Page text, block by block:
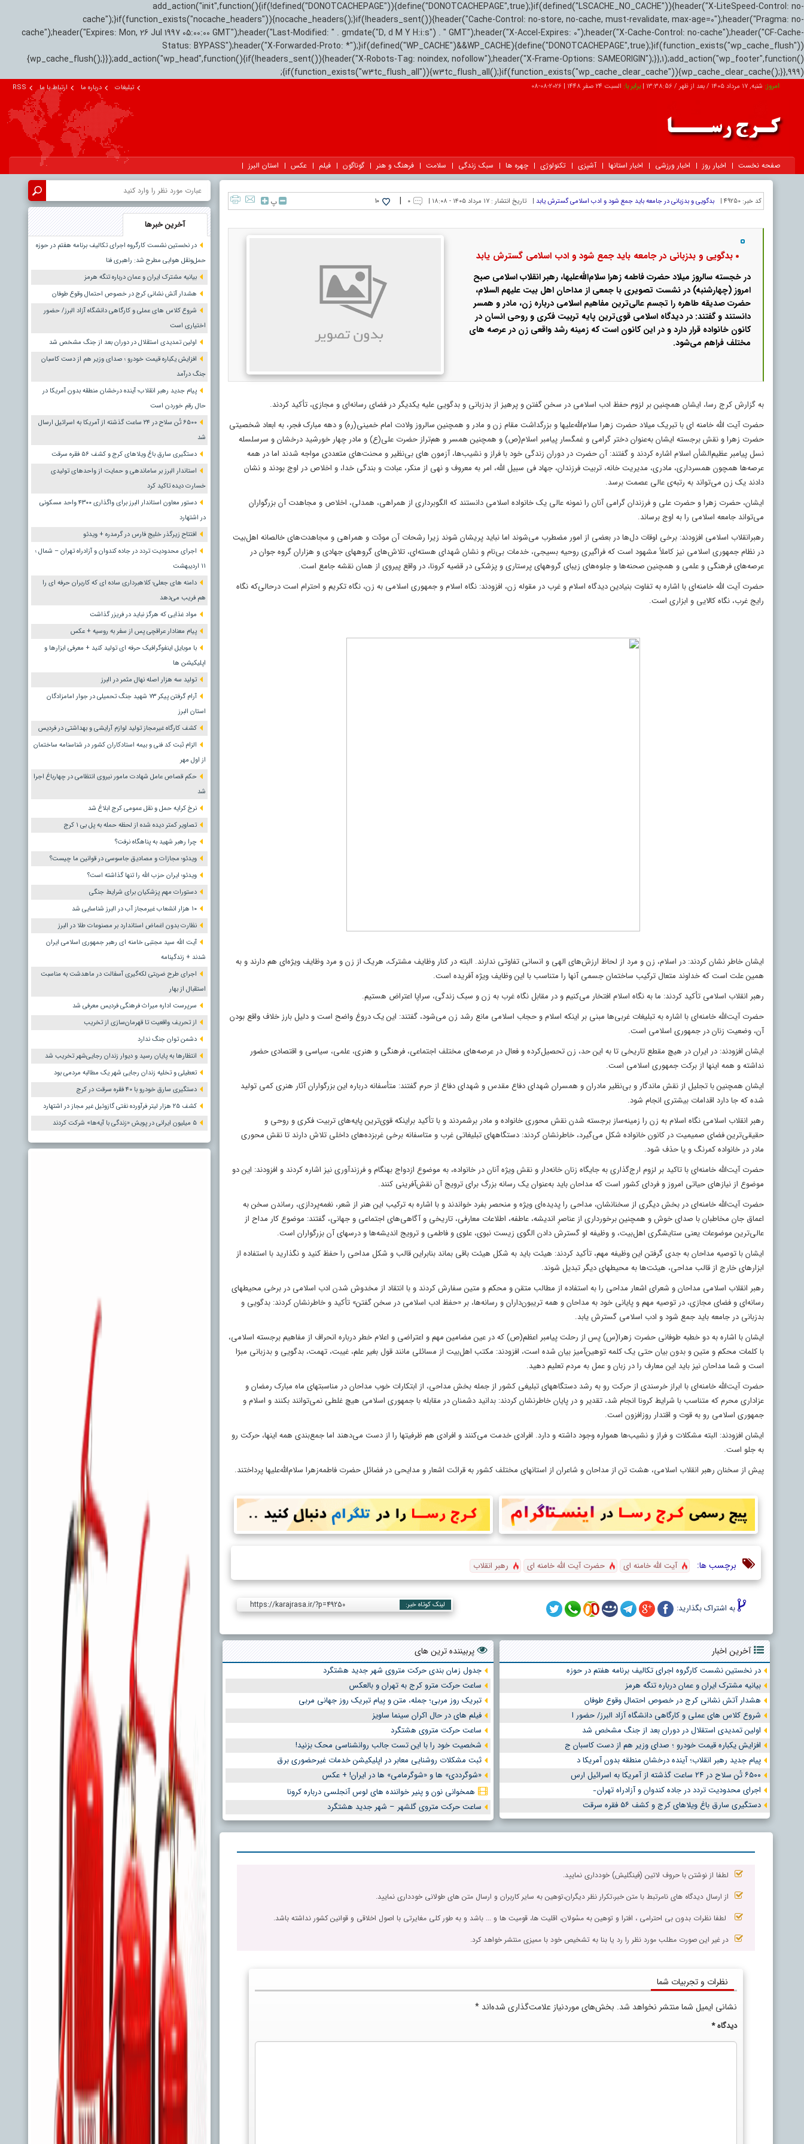
add_action("init",function(){if(!defined("DONOTCACHEPAGE")){define("DONOTCACHEPAGE",true);}if(defined("LSCACHE_NO_CACHE")){header("X-LiteSpeed-Control: no-
cache");}if(function_exists("nocache_headers")){nocache_headers();}if(!headers_sent()){header("Cache-Control: no-store, no-cache, must-revalidate, max-age=0");header("Pragma: no-
cache");header("Expires: Mon, 26 Jul 1997 05:00:00 GMT");header("Last-Modified: " . gmdate("D, d M Y H:i:s") . " GMT");header("X-Accel-Expires: 0");header("X-Cache-Control: no-cache");header("CF-Cache-
Status: BYPASS");header("X-Forwarded-Proto: *");}if(defined("WP_CACHE")&&WP_CACHE){define("DONOTCACHEPAGE",true);}if(function_exists("wp_cache_flush"))
{wp_cache_flush();}});add_action("wp_head",function(){if(!headers_sent()){header("X-Robots-Tag: noindex, nofollow");header("X-Frame-Options: SAMEORIGIN");}},1);add_action("wp_footer",function()
{if(function_exists("w3tc_flush_all")){w3tc_flush_all();}if(function_exists("wp_cache_clear_cache")){wp_cache_clear_cache();}},999);
امروز: شنبه, ۱۷ مرداد ۱۴۰۵ / بعد از ظهر / 13:38:57
|برابر با:السبت 24 صفر 1448 |
2026-08-08 تبلیغات درباره ما ارتباط با ما RSS
صفحه نخست اخبار روز اخبار ورزشی اخبار استانها آشپزی تکنولوژی چهره ها سبک زندگی سلامت فرهنگ و هنر گوناگون فیلم عکس استان البرز
کد خبر: 49250 | بدگویی و بدزبانی در جامعه باید جمع شود و ادب اسلامی گسترش یابد | تاریخ انتشار : ۱۷ مرداد ۱۴۰۵ - ۱۸:۰۸ | ۰ |
10 پ
بدگویی و بدزبانی در جامعه باید جمع شود و ادب اسلامی گسترش یابد
در خجسته سالروز میلاد حضرت فاطمه‌ زهرا سلام‌الله‌علیها، رهبر انقلاب اسلامی صبح
امروز (چهارشنبه) در نشست تصویری با جمعی از مداحان اهل‌ بیت علیهم‌ السلام،
حضرت صدیقه طاهره را تجسم عالی‌ترین مفاهیم اسلامی درباره زن، مادر و همسر
دانستند و گفتند: در دیدگاه اسلامی قوی‌ترین پایه تربیت فکری و روحی انسان در
کانون خانواده قرار دارد و در این کانون است که زمینه رشد واقعی زن در عرصه‌ های
مختلف فراهم می‌شود.
به گزارش کرج رسا، ایشان همچنین بر لزوم حفظ ادب اسلامی در سخن گفتن و پرهیز از بدزبانی و بدگویی علیه یکدیگر در فضای رسانه‌ای و مجازی، تأکید کردند.
حضرت آیت الله خامنه ای با تبریک میلاد حضرت زهرا سلام‌الله‌علیها و بزرگداشت مقام زن و مادر و همچنین سالروز ولادت امام خمینی(ره) و دهه مبارک فجر، به ابعاد شخصیتی
حضرت زهرا و نقش برجسته ایشان به‌عنوان دختر گرامی و غمگسار پیامبر اسلام(ص) و همچنین همسر و هم‌تراز حضرت علی(ع) و مادر چهار خورشید درخشان و سرسلسله
نسل پیامبر عظیم‌الشأن اسلام اشاره کردند و گفتند: آن حضرت در دوران زندگی خود با فراز و نشیب‌ها، آزمون های بی‌نظیر و محنت‌های متعددی مواجه شدند اما در همه
عرصه‌ها همچون همسرداری، مادری، مدیریت خانه، تربیت فرزندان، جهاد فی سبیل الله، امر به معروف و نهی از منکر، عبادت و بندگی خدا، و اخلاص در اوج بودند و نشان
دادند یک زن می‌تواند به رتبه‌ی عالی عصمت برسد.
ایشان، حضرت زهرا و حضرت علی و فرزندان گرامی آنان را نمونه عالی یک خانواده اسلامی دانستند که الگوبرداری از همراهی، همدلی، اخلاص و مجاهدت آن بزرگواران
می‌تواند جامعه اسلامی را به اوج برساند.
رهبرانقلاب اسلامی افزودند: برخی اوقات دل‌ها در بعضی از امور مضطرب می‌شوند اما نباید پریشان شوند زیرا رشحات آن مودّت و همراهی و مجاهدت‌های خالصانه اهل‌بیت
در نظام جمهوری اسلامی نیز کاملاً مشهود است که فراگیری روحیه بسیجی، خدمات بی‌نام و نشان شهدای هسته‌ای، تلاش‌های گروههای جهادی و هزاران گروه جوان در
عرصه‌های فرهنگی و علمی و همچنین صحنه‌ها و جلوه‌های زیبای گروههای پرستاری و پزشکی در قضیه کرونا، در واقع پیروی از همان نقشه جامع است.
حضرت آیت‌ الله خامنه‌ای با اشاره به تفاوت بنیادین دیدگاه اسلام و غرب در مقوله زن، افزودند: نگاه اسلام و جمهوری اسلامی به زن، نگاه تکریم و احترام است درحالی‌که نگاه
رایج غرب، نگاه کالایی و ابزاری است.
ایشان خاطر نشان کردند: در اسلام، زن و مرد از لحاظ ارزش‌های الهی و انسانی تفاوتی ندارند. البته در کنار وظایف مشترک، هریک از زن و مرد وظایف ویژه‌ای هم دارند و به
همین علت است که خداوند متعال ترکیب ساختمان جسمی آنها را متناسب با این وظایف ویژه آفریده است.
رهبر انقلاب اسلامی تأکید کردند: ما به نگاه اسلام افتخار می‌کنیم و در مقابل نگاه غرب به زن و سبک زندگی، سراپا اعتراض هستیم.
حضرت آیت‌الله خامنه‌ای با اشاره به تبلیغات غربی‌ها مبنی بر اینکه اسلام و حجاب اسلامی مانع رشد زن می‌شود، گفتند: این یک دروغ واضح است و دلیل بارز خلاف واقع بودن
آن، وضعیت زنان در جمهوری اسلامی است.
ایشان افزودند: در ایران در هیچ مقطع تاریخی تا به این حد، زن تحصیل‌کرده و فعال در عرصه‌های مختلف اجتماعی، فرهنگی و هنری، علمی، سیاسی و اقتصادی حضور
نداشته و همه اینها از برکت جمهوری اسلامی است.
ایشان همچنین با تجلیل از نقش ماندگار و بی‌نظیر مادران و همسران شهدای دفاع مقدس و شهدای دفاع از حرم گفتند: متأسفانه درباره این بزرگواران آثار هنری کمی تولید
شده که جا دارد اقدامات بیشتری انجام شود.
رهبر انقلاب اسلامی نگاه اسلام به زن را زمینه‌ساز برجسته شدن نقش محوری خانواده و مادر برشمردند و با تأکید براینکه قوی‌ترین پایه‌های تربیت فکری و روحی و
حقیقی‌ترین فضای صمیمیت در کانون خانواده شکل می‌گیرد، خاطرنشان کردند: دستگاههای تبلیغاتی غرب و متاسفانه برخی غربزده‌های داخلی تلاش دارند تا نقش محوری
مادر در خانواده کمرنگ و یا حذف شود.
حضرت آیت‌الله خامنه‌ای با تاکید بر لزوم ارج‌گذاری به جایگاه زنان خانه‌دار و نقش ویژه آنان در خانواده، به موضوع ازدواج بهنگام و فرزندآوری نیز اشاره کردند و افزودند: این دو
موضوع از نیازهای حیاتی امروز و فردای کشور است که مداحان باید به‌عنوان یک رسانه بزرگ برای ترویج آن نقش‌آفرینی کنند.
حضرت آیت‌الله خامنه‌ای در بخش دیگری از سخنانشان، مداحی را پدیده‌ای ویژه و منحصر بفرد خواندند و با اشاره به ترکیب این هنر از شعر، نغمه‌پردازی، رساندن سخن به
اعماق جان مخاطبان با صدای خوش و همچنین برخورداری از عناصرِ اندیشه، عاطفه، اطلاعات معارفی، تاریخی و آگاهی‌های اجتماعی و جهانی، گفتند: موضوع کار مداح از
عالی‌ترین موضوعات یعنی ستایشگری اهل‌بیت، و وظیفه او گسترش دادن الگوی زیست نبوی، علوی و فاطمی و ترویج اندیشه‌ها و درسهای آن بزرگواران است.
ایشان با توصیه مداحان به جدی گرفتن این وظیفه مهم، تأکید کردند: هیئت باید به شکل هیئت باقی بماند بنابراین قالب و شکل مداحی را حفظ کنید و نگذارید با استفاده از
ابزارهای خارج از قالب مداحی، هیئت‌ها به محیطهای دیگر تبدیل شوند.
رهبر انقلاب اسلامی مداحان و شعرای اشعار مداحی را به استفاده از مطالب متقن و محکم و متین سفارش کردند و با انتقاد از مخدوش شدن ادب اسلامی در برخی محیطهای
رسانه‌ای و فضای مجازی، در توصیه مهم و پایانی خود به مداحان و همه تریبون‌داران و رسانه‌ها، بر «حفظ ادب اسلامی در سخن گفتن» تأکید و خاطرنشان کردند: بدگویی و
بدزبانی در جامعه باید جمع شود و ادب اسلامی گسترش یابد.
ایشان با اشاره به دو خطبه طوفانی حضرت زهرا(س) پس از رحلت پیامبر اعظم(ص) که در عین مضامین مهم و اعتراضی و اعلام خطر درباره انحراف از مفاهیم برجسته اسلامی،
با کلمات محکم و متین و بدون بیان حتی یک کلمه توهین‌آمیز بیان شده است، افزودند: مکتب اهل‌بیت از مسائلی مانند قول بغیر علم، غیبت، تهمت، بدگویی و بدزبانی مبرّا
است و شما مداحان نیز باید این معارف را در زبان و عمل به مردم تعلیم دهید.
حضرت آیت‌الله خامنه‌ای با ابراز خرسندی از حرکت رو به رشد دستگاههای تبلیغی کشور از جمله بخش مداحی، از ابتکارات خوب مداحان در مناسبتهای ماه مبارک رمضان و
عزاداری محرم که متناسب با شرایط کرونا انجام شد، تقدیر و در پایان خاطرنشان کردند: بدانید دشمنان در مقابله با جمهوری اسلامی هیچ غلطی نمی‌توانند بکنند و اسلام و
جمهوری اسلامی رو به قوت و اقتدار روزافزون است.
ایشان افزودند: البته مشکلات و فراز و نشیب‌ها همواره وجود داشته و دارد. افرادی خدمت می‌کنند و افرادی هم ظرفیتها را از دست می‌دهند اما جمع‌بندی همه اینها، حرکت رو
به جلو است.
پیش از سخنان رهبر انقلاب اسلامی، هشت تن از مداحان و شاعران از استانهای مختلف کشور به قرائت اشعار و مدایحی در فضائل حضرت فاطمه‌زهرا سلام‌الله‌علیها پرداختند.
برچسب ها: آیت الله خامنه ای حضرت آیت الله خامنه ای رهبر انقلاب
به اشتراک بگذارید: لینک کوتاه خبر: https://karajrasa.ir/?p=49250
آخرین اخبار
در نخستین نشست کارگروه اجرای تکالیف برنامه هفتم در حوزه
بیانیه مشترک ایران و عمان درباره تنگه هرمز
هشدار آتش نشانی کرج در خصوص احتمال وقوع طوفان
شروع کلاس های عملی و کارگاهی دانشگاه آزاد البرز/ حضور ا
اولین تمدیدی استقلال در دوران بعد از جنگ مشخص شد
افزایش یکباره قیمت خودرو ؛ صدای وزیر هم از دست کاسبان ج
پیام جدید رهبر انقلاب؛ آینده درخشان منطقه بدون آمریکا د
۶۵۰۰ تُن سلاح در ۲۴ ساعت گذشته از آمریکا به اسرائیل ارس
اجرای محدودیت تردد در جاده کندوان و آزادراه تهران ̵
دستگیری سارق باغ ویلاهای کرج و کشف ۵۶ فقره سرقت
پربیننده ترین های
جدول زمان بندی حرکت متروی شهر جدید هشتگرد
ساعت حرکت مترو کرج به تهران و بالعکس
تبریک روز مربی؛ جمله، متن و پیام تبریک روز جهانی مربی
فیلم های در حال اکران سینما ساویز
ساعت حرکت متروی هشتگرد
شخصیت خود را با این تست جالب روانشناسی محک بزنید!
ثبت مشکلات روشنایی معابر در اپلیکیشن خدمات غیرحضوری برق
«شوگرددی» ها و «شوگرمامی» ها در ایران! + عکس
همخوانی نون و پنیر خواننده های لوس آنجلسی درباره کرونا
ساعت حرکت متروی گلشهر – شهر جدید هشتگرد
لطفا از نوشتن با حروف لاتین (فینگلیش) خودداری نمایید.
از ارسال دیدگاه های نامرتبط با متن خبر،تکرار نظر دیگران،توهین به سایر کاربران و ارسال متن های طولانی خودداری نمایید.
لطفا نظرات بدون بی احترامی ، افترا و توهین به مسٔولان، اقلیت ها، قومیت ها و ... باشد و به طور کلی مغایرتی با اصول اخلاقی و قوانین کشور نداشته باشد.
در غیر این صورت مطلب مورد نظر را رد یا بنا به تشخیص خود با ممیزی منتشر خواهد کرد.
نظرات و تجربیات شما
نشانی ایمیل شما منتشر نخواهد شد. بخش‌های موردنیاز علامت‌گذاری شده‌اند *
دیدگاه*
آخرین خبرها
در نخستین نشست کارگروه اجرای تکالیف برنامه هفتم در حوزه
حمل‌ونقل هوایی مطرح شد: راهبری فنا
بیانیه مشترک ایران و عمان درباره تنگه هرمز
هشدار آتش نشانی کرج در خصوص احتمال وقوع طوفان
شروع کلاس های عملی و کارگاهی دانشگاه آزاد البرز/ حضور
اختیاری است
اولین تمدیدی استقلال در دوران بعد از جنگ مشخص شد
افزایش یکباره قیمت خودرو ؛ صدای وزیر هم از دست کاسبان
جنگ درآمد
پیام جدید رهبر انقلاب؛ آینده درخشان منطقه بدون آمریکا در
حال رقم خوردن است
۶۵۰۰ تُن سلاح در ۲۴ ساعت گذشته از آمریکا به اسرائیل ارسال
شد
دستگیری سارق باغ ویلاهای کرج و کشف ۵۶ فقره سرقت
استاندار البرز بر ساماندهی و حمایت از واحدهای تولیدی
خسارت دیده تاکید کرد
دستور معاون استاندار البرز برای واگذاری ۴۳۰۰ واحد مسکونی
در اشتهارد
افتتاح زیرگذر خلیج فارس در گرمدره + ویدئو
اجرای محدودیت تردد در جاده کندوان و آزادراه تهران – شمال ؛
١١ اردیبهشت
دامنه های جعلی؛ کلاهبرداری ساده ای که کاربران حرفه ای را
هم فریب می‌دهد
مواد غذایی که هرگز نباید در فریزر گذاشت
پیام معنادار عراقچی پس از سفر به روسیه + عکس
با موبایل اینفوگرافیک حرفه ای تولید کنید + معرفی ابزارها و
اپلیکیشن ها
تولید سه هزار اصله نهال مثمر در البرز
آرام گرفتن پیکر ۷۳ شهید جنگ تحمیلی در جوار امامزادگان
استان البرز
کشف کارگاه غیرمجاز تولید لوازم آرایشی و بهداشتی در فردیس
الزام ثبت کد فنی و بیمه استادکاران کشور در شناسنامه ساختمان
از اول مهر
حکم قصاص عامل شهادت مامور نیروی انتظامی در چهارباغ اجرا
شد
نرخ کرایه حمل و نقل عمومی کرج ابلاغ شد
تصاویر کمتر دیده شده از لحظه حمله به پل بی ۱ کرج
چرا رهبر شهید به پناهگاه نرفت؟
ویدئو؛ مجازات و مصادیق جاسوسی در قوانین ما چیست؟
ویدئو؛ ایران حزب الله را تنها گذاشته است؟
دستورات مهم پزشکیان برای شرایط جنگی
۱۰ هزار انشعاب غیرمجاز آب در البرز شناسایی شد
نظارت بدون اغماض استاندارد بر مصنوعات طلا در البرز
آیت الله سید مجتبی خامنه ای رهبر جمهوری اسلامی ایران
شدند + زندگینامه
اجرای طرح ضربتی لکه‌گیری آسفالت در ماهدشت به مناسبت
استقبال از بهار
سرپرست اداره میراث فرهنگی فردیس معرفی شد
از تحریف واقعیت تا قهرمان‌سازی از تخریب
دشمن توان جنگ ندارد
انتظارها به پایان رسید و دیوار زندان رجایی‌شهر تخریب شد
تعطیلی و تخلیه زندان رجایی شهر یک مطالبه مردمی بود
دستگیری سارق خودرو با ۴۰ فقره سرقت در کرج
کشف ۲۵ هزار لیتر فرآورده نفتی گازوئیل غیر مجاز در اشتهارد
۵ میلیون ایرانی در پویش «زندگی با آیه‌ها» شرکت کردند